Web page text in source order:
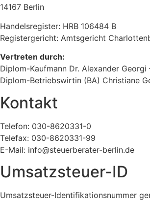
14167 Berlin
Handelsregister: HRB 106484 B
Registergericht: Amtsgericht
Vertreten durch:
Diplom-Kaufmann Dr. Alexander Georgi
Diplom-Betriebswirtin (BA) Christiane
Kontakt
Telefon: 030-8620331-0
Telefax: 030-8620331-99
E-Mail: info@steuerberater-berlin.de
Umsatzsteuer-ID
Umsatzsteuer-Identifikationsnummer